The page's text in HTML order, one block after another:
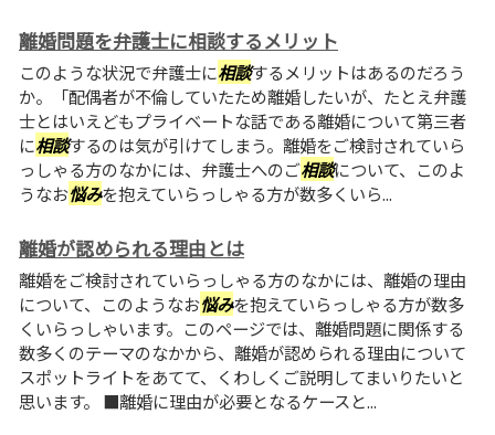
離婚問題を弁護士に相談するメリット
このような状況で弁護士に相談するメリットはあるのだろう
か。「配偶者が不倫していたため離婚したいが、たとえ弁護
士とはいえどもプライベートな話である離婚について第三者
に相談するのは気が引けてしまう。離婚をご検討されていら
っしゃる方のなかには、弁護士へのご相談について、このよ
うなお悩みを抱えていらっしゃる方が数多くいら...
離婚が認められる理由とは
離婚をご検討されていらっしゃる方のなかには、離婚の理由
について、このようなお悩みを抱えていらっしゃる方が数多
くいらっしゃいます。このページでは、離婚問題に関係する
数多くのテーマのなかから、離婚が認められる理由について
スポットライトをあてて、くわしくご説明してまいりたいと
思います。 ■離婚に理由が必要となるケースと...